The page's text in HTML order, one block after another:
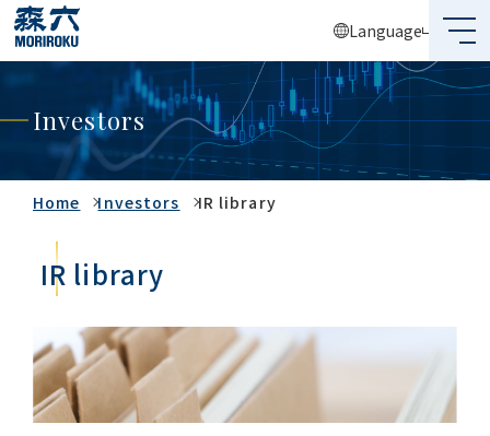
Language
What's MORIROKU?
About Us
Business
Sustainability
Recruit
Investors
Home Investors IR library
IR library